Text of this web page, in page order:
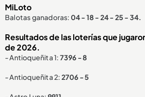
MiLoto
Balotas ganadoras: 04 - 18 - 24 - 25 - 34.
Resultados de las loterías que
de 2026.
- Antioqueñita 1: 7396 - 8
- Antioqueñita 2: 2706 - 5